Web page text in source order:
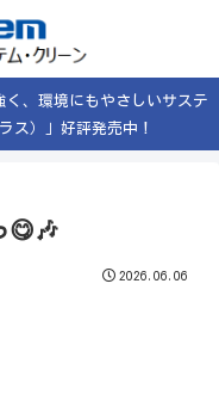
、環境にもやさしいサステ
ス）」好評発売中！
😋🎶
2026.06.06